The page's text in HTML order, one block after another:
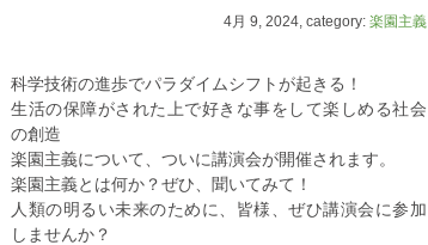
4月 9, 2024, category: 楽園主義
科学技術の進歩でパラダイムシフトが起きる！
生活の保障がされた上で好きな事をして楽しめる社会
の創造
楽園主義について、ついに講演会が開催されます。
楽園主義とは何か？ぜひ、聞いてみて！
人類の明るい未来のために、皆様、ぜひ講演会に参加
しませんか？